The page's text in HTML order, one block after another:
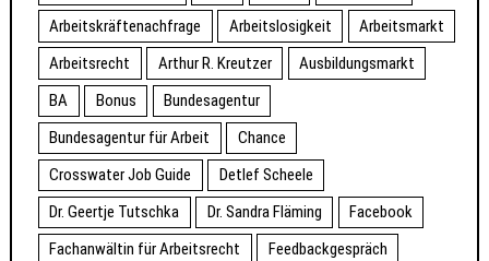
Arbeitskräftenachfrage
Arbeitslosigkeit
Arbeitsmarkt
Arbeitsrecht
Arthur R. Kreutzer
Ausbildungsmarkt
BA
Bonus
Bundesagentur
Bundesagentur für Arbeit
Chance
Crosswater Job Guide
Detlef Scheele
Dr. Geertje Tutschka
Dr. Sandra Fläming
Facebook
Fachanwältin für Arbeitsrecht
Feedbackgespräch